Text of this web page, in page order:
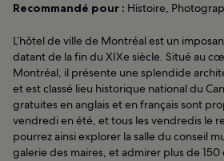
Recommandé pour : Histoire,
L’hôtel de ville de Montréal est un
datant de la fin du XIXe siècle. Situé au
Montréal, il présente une splendide
et est classé lieu historique national du
gratuites en anglais et en français sont
vendredi en été, et tous les vendredis le
pourrez ainsi explorer la salle du conseil
galerie des maires, et admirer plus de 150